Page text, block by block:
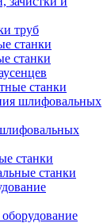
труб
станки
станки
станки
шлифовальных
станки
станки